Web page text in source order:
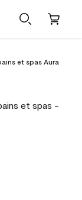
et spas Aura